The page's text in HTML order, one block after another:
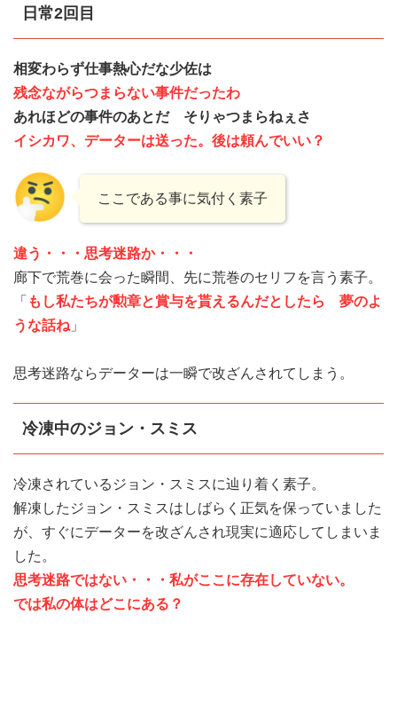
日常2回目
相変わらず仕事熱心だな少佐は
残念ながらつまらない事件だったわ
あれほどの事件のあとだ そりゃつまらねぇさ
イシカワ、データーは送った。後は頼んでいい？
ここである事に気付く素子
違う・・・思考迷路か・・・
廊下で荒巻に会った瞬間、先に荒巻のセリフを言う素子。
「 もし私たちが勲章と賞与を貰えるんだとしたら 夢のよ
うな話ね 」
思考迷路ならデーターは一瞬で改ざんされてしまう。
冷凍中のジョン・スミス
冷凍されているジョン・スミスに辿り着く素子。
解凍したジョン・スミスはしばらく正気を保っていました
が、すぐにデーターを改ざんされ現実に適応してしまいま
した。
思考迷路ではない・・・私がここに存在していない。
では私の体はどこにある？